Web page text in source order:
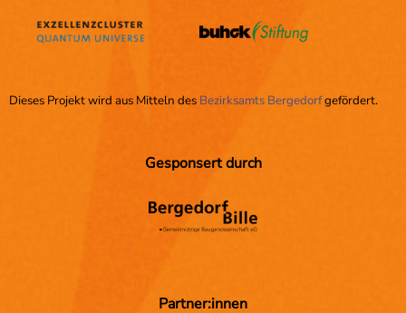
Dieses Projekt wird aus Mitteln des Bezirksamts Bergedorfgefördert.
Gesponsert durch
Partner:innen